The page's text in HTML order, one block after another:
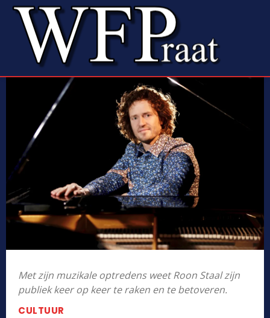
Met zijn muzikale optredens weet Roon Staal zijn
publiek keer op keer te raken en te betoveren.
CULTUUR